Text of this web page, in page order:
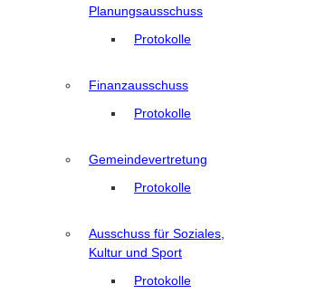
Planungsausschuss
Protokolle
Finanzausschuss
Protokolle
Gemeindevertretung
Protokolle
Ausschuss für Soziales,
Kultur und Sport
Protokolle